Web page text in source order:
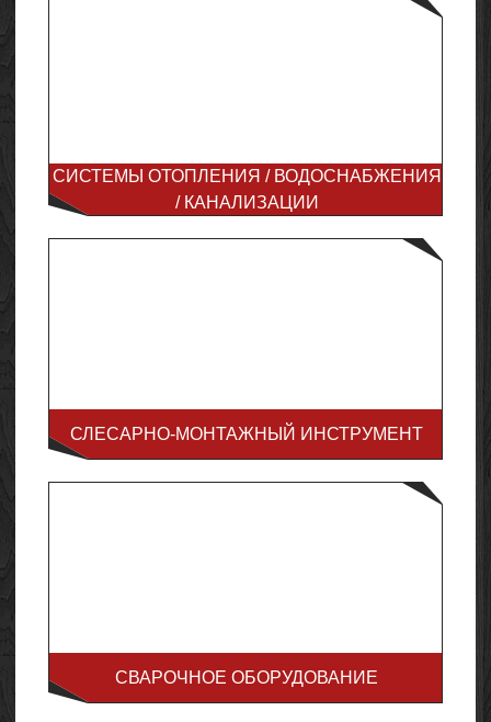
СИСТЕМЫ ОТОПЛЕНИЯ / ВОДОСНАБЖЕНИЯ
/ КАНАЛИЗАЦИИ
СЛЕСАРНО-МОНТАЖНЫЙ ИНСТРУМЕНТ
СВАРОЧНОЕ ОБОРУДОВАНИЕ